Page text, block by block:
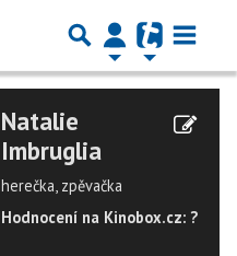
Natalie
Imbruglia
herečka, zpěvačka
Hodnocení na Kinobox.cz: ?